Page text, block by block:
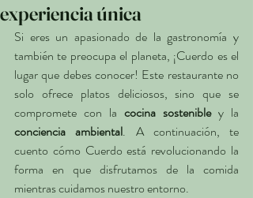
experiencia única
Si eres un apasionado de la gastronomía y
también te preocupa el planeta, ¡Cuerdo es el
lugar que debes conocer! Este restaurante no
solo ofrece platos deliciosos, sino que se
compromete con la cocina sostenible y la
conciencia ambiental. A continuación, te
cuento cómo Cuerdo está revolucionando la
forma en que disfrutamos de la comida
mientras cuidamos nuestro entorno.